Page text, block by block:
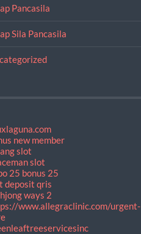
Pancasila
Sila Pancasila
new member
slot
slot
25 bonus 25
deposit qris
ways 2
www.allegraclinic.com/urgent-